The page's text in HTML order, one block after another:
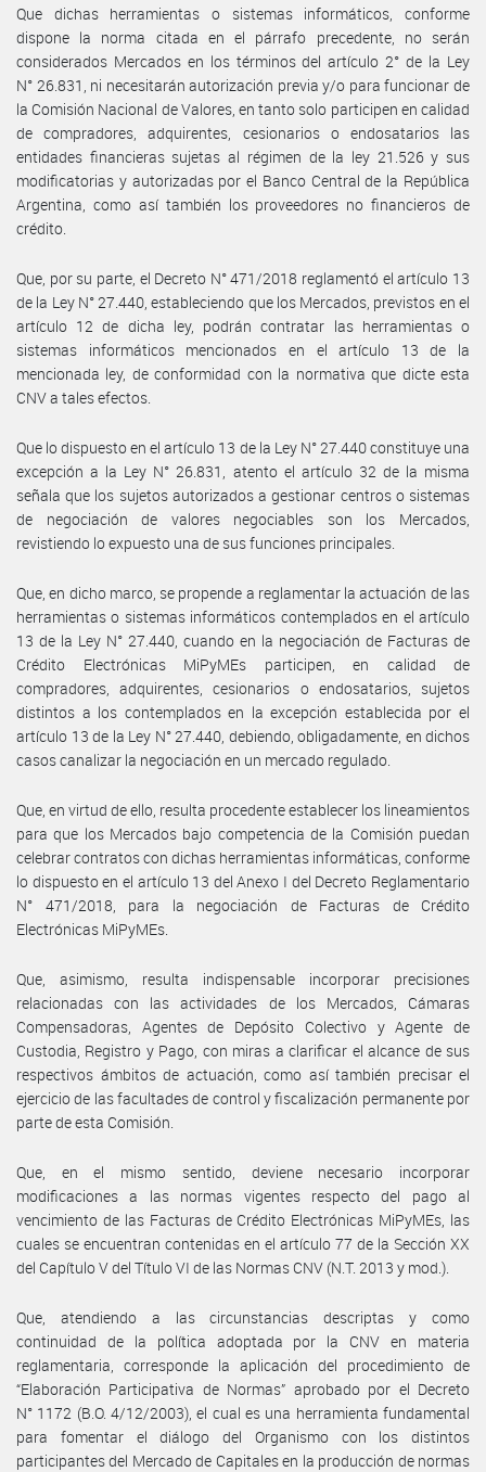
Que dichas herramientas o sistemas informáticos, conforme
dispone la norma citada en el párrafo precedente, no serán
considerados Mercados en los términos del artículo 2° de la Ley
N° 26.831, ni necesitarán autorización previa y/o para funcionar de
la Comisión Nacional de Valores, en tanto solo participen en calidad
de compradores, adquirentes, cesionarios o endosatarios las
entidades financieras sujetas al régimen de la ley 21.526 y sus
modificatorias y autorizadas por el Banco Central de la República
Argentina, como así también los proveedores no financieros de
crédito.
Que, por su parte, el Decreto N° 471/2018 reglamentó el artículo 13
de la Ley N° 27.440, estableciendo que los Mercados, previstos en el
artículo 12 de dicha ley, podrán contratar las herramientas o
sistemas informáticos mencionados en el artículo 13 de la
mencionada ley, de conformidad con la normativa que dicte esta
CNV a tales efectos.
Que lo dispuesto en el artículo 13 de la Ley N° 27.440 constituye una
excepción a la Ley N° 26.831, atento el artículo 32 de la misma
señala que los sujetos autorizados a gestionar centros o sistemas
de negociación de valores negociables son los Mercados,
revistiendo lo expuesto una de sus funciones principales.
Que, en dicho marco, se propende a reglamentar la actuación de las
herramientas o sistemas informáticos contemplados en el artículo
13 de la Ley N° 27.440, cuando en la negociación de Facturas de
Crédito Electrónicas MiPyMEs participen, en calidad de
compradores, adquirentes, cesionarios o endosatarios, sujetos
distintos a los contemplados en la excepción establecida por el
artículo 13 de la Ley N° 27.440, debiendo, obligadamente, en dichos
casos canalizar la negociación en un mercado regulado.
Que, en virtud de ello, resulta procedente establecer los lineamientos
para que los Mercados bajo competencia de la Comisión puedan
celebrar contratos con dichas herramientas informáticas, conforme
lo dispuesto en el artículo 13 del Anexo I del Decreto Reglamentario
N° 471/2018, para la negociación de Facturas de Crédito
Electrónicas MiPyMEs.
Que, asimismo, resulta indispensable incorporar precisiones
relacionadas con las actividades de los Mercados, Cámaras
Compensadoras, Agentes de Depósito Colectivo y Agente de
Custodia, Registro y Pago, con miras a clarificar el alcance de sus
respectivos ámbitos de actuación, como así también precisar el
ejercicio de las facultades de control y fiscalización permanente por
parte de esta Comisión.
Que, en el mismo sentido, deviene necesario incorporar
modificaciones a las normas vigentes respecto del pago al
vencimiento de las Facturas de Crédito Electrónicas MiPyMEs, las
cuales se encuentran contenidas en el artículo 77 de la Sección XX
del Capítulo V del Título VI de las Normas CNV (N.T. 2013 y mod.).
Que, atendiendo a las circunstancias descriptas y como
continuidad de la política adoptada por la CNV en materia
reglamentaria, corresponde la aplicación del procedimiento de
“Elaboración Participativa de Normas” aprobado por el Decreto
N° 1172 (B.O. 4/12/2003), el cual es una herramienta fundamental
para fomentar el diálogo del Organismo con los distintos
participantes del Mercado de Capitales en la producción de normas